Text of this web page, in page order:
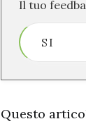
Il tuo
SI
Questo